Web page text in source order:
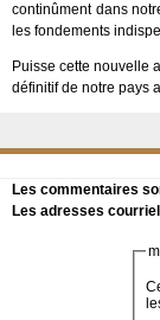
continûment dans
les fondements
Puisse cette nouvelle
définitif de notre pays
Les commentaires
Les adresses